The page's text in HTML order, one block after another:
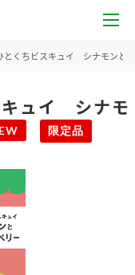
とくちビスキュイ シナモンと
ュイ シナモ
限定品